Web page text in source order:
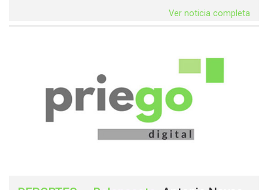
Ver noticia completa